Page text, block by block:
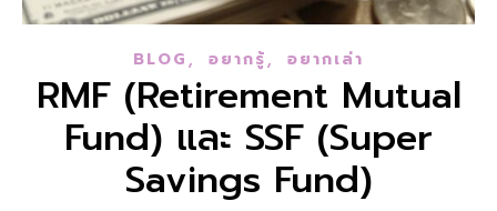
BLOG, อยากรู้, อยากเล่า
RMF (Retirement Mutual
Fund) และ SSF (Super
Savings Fund)